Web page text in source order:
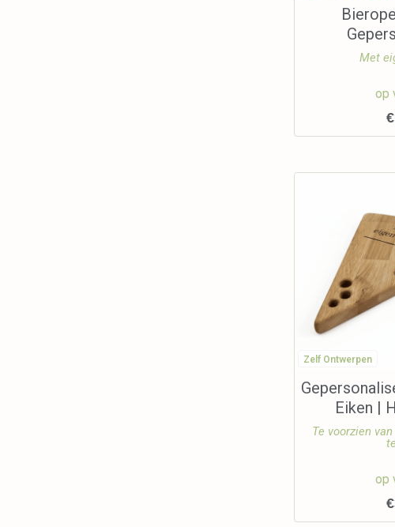
Met
op
€
Zelf Ontwerpen
Eiken |
Te voorzien
op
€